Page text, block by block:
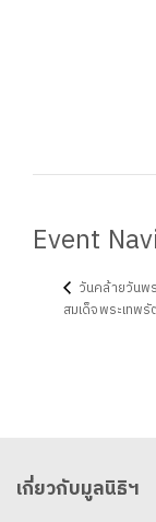
Event
วันคล้ายวันพ
สมเด็จพระเทพ
เกี่ยวกับมูลนิธิฯ